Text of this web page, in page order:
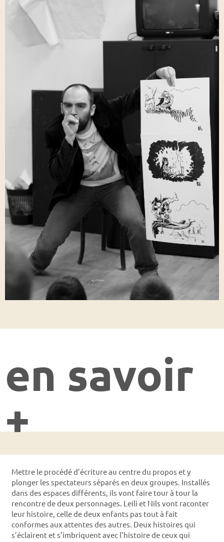
en savoir
+
Mettre le procédé d’écriture au centre du propos et y
plonger les spectateurs séparés en deux groupes. Installés
dans des espaces différents, ils vont faire tour à tour la
rencontre de deux personnages. Leili et Nils vont raconter
leur histoire, celle de deux enfants pas tout à fait
conformes aux attentes des autres. Deux histoires qui
s’éclairent et s’imbriquent avec l’histoire de ceux qui